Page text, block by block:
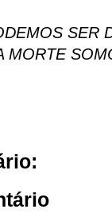
SER
MORTE